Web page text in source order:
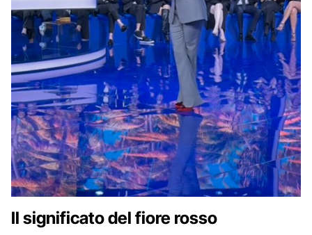
Il significato del fiore rosso